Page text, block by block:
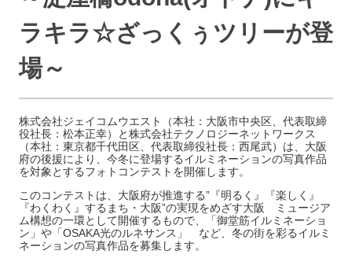
ラキラ☆ざっくぅツリーが登
場～
株式会社ジェイコムウエスト（本社：大阪市中央区、代表取締
役社長：松本正幸）と株式会社テクノロジーネットワークス
（本社：東京都千代田区、代表取締役社長：西尾武）は、大阪
府の後援により、今冬に登場するイルミネーションの写真作品
を対象とするフォトコンテストを開催します。
このコンテストは、大阪府が推進する”『明るく』『楽しく』
『わくわく』するまち・大阪”の実現をめざす大阪 ミュージア
ム構想の一環として開催するもので、「御堂筋イルミネーショ
ン」や「OSAKA光のルネサンス」 など、冬の街を彩るイルミ
ネーションの写真作品を募集します。